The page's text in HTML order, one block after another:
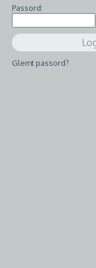
Passord:
Glemt passord?